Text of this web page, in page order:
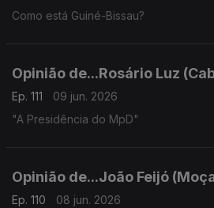
Como está Guiné-Bissau?
Opinião de...Rosário Luz
Ep. 111
09 jun. 2026
"A Presidência do MpD"
Opinião de...João Feijó
Ep. 110
08 jun. 2026